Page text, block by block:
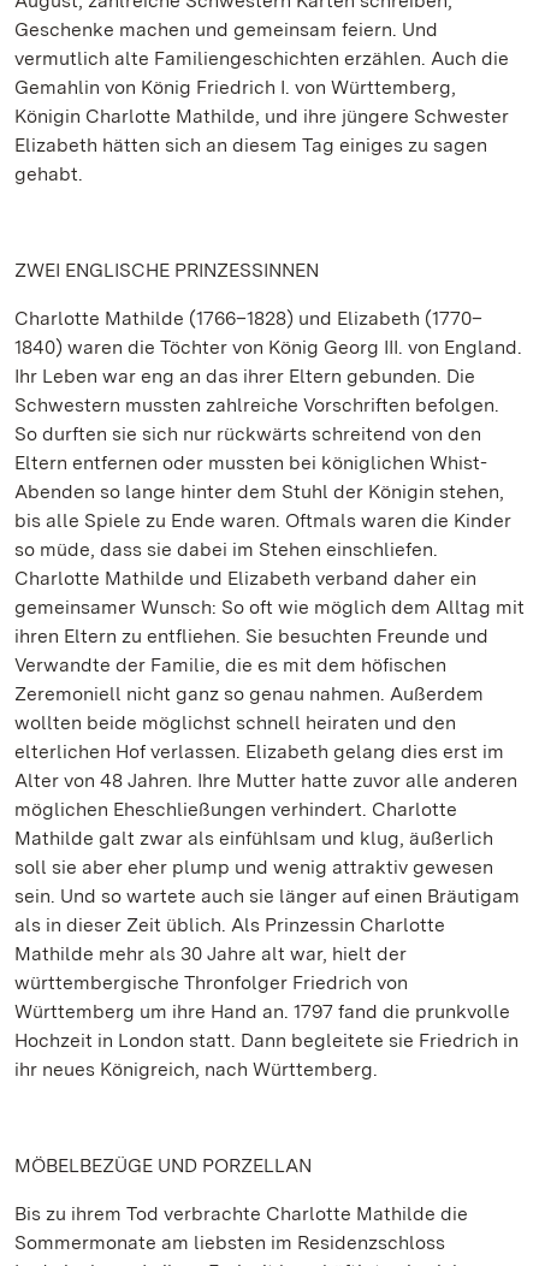
Geschenke machen und gemeinsam feiern. Und
vermutlich alte Familiengeschichten erzählen. Auch die
Gemahlin von König Friedrich I. von Württemberg,
Königin Charlotte Mathilde, und ihre jüngere Schwester
Elizabeth hätten sich an diesem Tag einiges zu sagen
gehabt.
ZWEI ENGLISCHE PRINZESSINNEN
Charlotte Mathilde (1766–1828) und Elizabeth (1770–
1840) waren die Töchter von König Georg III. von England.
Ihr Leben war eng an das ihrer Eltern gebunden. Die
Schwestern mussten zahlreiche Vorschriften befolgen.
So durften sie sich nur rückwärts schreitend von den
Eltern entfernen oder mussten bei königlichen Whist-
Abenden so lange hinter dem Stuhl der Königin stehen,
bis alle Spiele zu Ende waren. Oftmals waren die Kinder
so müde, dass sie dabei im Stehen einschliefen.
Charlotte Mathilde und Elizabeth verband daher ein
gemeinsamer Wunsch: So oft wie möglich dem Alltag mit
ihren Eltern zu entfliehen. Sie besuchten Freunde und
Verwandte der Familie, die es mit dem höfischen
Zeremoniell nicht ganz so genau nahmen. Außerdem
wollten beide möglichst schnell heiraten und den
elterlichen Hof verlassen. Elizabeth gelang dies erst im
Alter von 48 Jahren. Ihre Mutter hatte zuvor alle anderen
möglichen Eheschließungen verhindert. Charlotte
Mathilde galt zwar als einfühlsam und klug, äußerlich
soll sie aber eher plump und wenig attraktiv gewesen
sein. Und so wartete auch sie länger auf einen Bräutigam
als in dieser Zeit üblich. Als Prinzessin Charlotte
Mathilde mehr als 30 Jahre alt war, hielt der
württembergische Thronfolger Friedrich von
Württemberg um ihre Hand an. 1797 fand die prunkvolle
Hochzeit in London statt. Dann begleitete sie Friedrich in
ihr neues Königreich, nach Württemberg.
MÖBELBEZÜGE UND PORZELLAN
Bis zu ihrem Tod verbrachte Charlotte Mathilde die
Sommermonate am liebsten im Residenzschloss